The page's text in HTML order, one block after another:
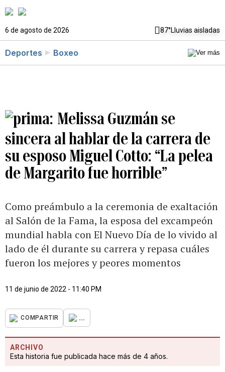
6 de agosto de 2026 87°Lluvias aisladas
Deportes Boxeo
Melissa Guzmán se
sincera al hablar de la carrera de
su esposo Miguel Cotto: “La pelea
de Margarito fue horrible”
Como preámbulo a la ceremonia de exaltación
al Salón de la Fama, la esposa del excampeón
mundial habla con El Nuevo Día de lo vivido al
lado de él durante su carrera y repasa cuáles
fueron los mejores y peores momentos
11 de junio de 2022 - 11:40 PM
COMPARTIR ...
ARCHIVO
Esta historia fue publicada hace más de 4 años.